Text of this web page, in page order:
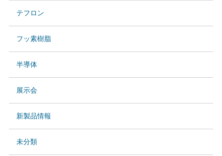
テフロン
フッ素樹脂
半導体
展示会
新製品情報
未分類